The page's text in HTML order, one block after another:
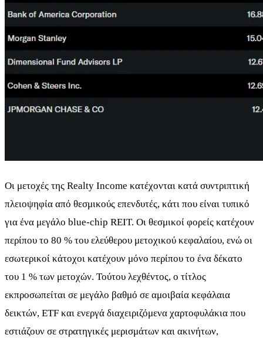
Οι μετοχές της Realty Income κατέχονται κατά συντριπτική
πλειοψηφία από θεσμικούς επενδυτές, κάτι που είναι τυπικό
για ένα μεγάλο blue-chip REIT. Οι θεσμικοί φορείς κατέχουν
περίπου το 80 % του ελεύθερου μετοχικού κεφαλαίου, ενώ οι
εσωτερικοί κάτοχοι κατέχουν μόνο περίπου το ένα δέκατο
του 1 % των μετοχών. Τούτου λεχθέντος, ο τίτλος
εκπροσωπείται σε μεγάλο βαθμό σε αμοιβαία κεφάλαια
δεικτών, ETF και ενεργά διαχειριζόμενα χαρτοφυλάκια που
εστιάζουν σε στρατηγικές μερισμάτων και ακινήτων,